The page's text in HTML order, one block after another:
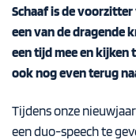
Schaaf is de
een van de dragende
een tijd mee en kijken
ook nog even terug
Tijdens onze
een duo-speech te